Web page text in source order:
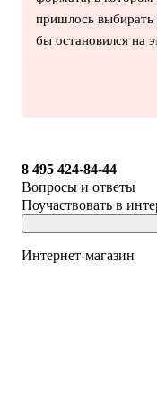
пришлось
бы остановился на
8 495 424-84-44
Вопросы и ответы
Поучаствовать в
Интернет-магазин